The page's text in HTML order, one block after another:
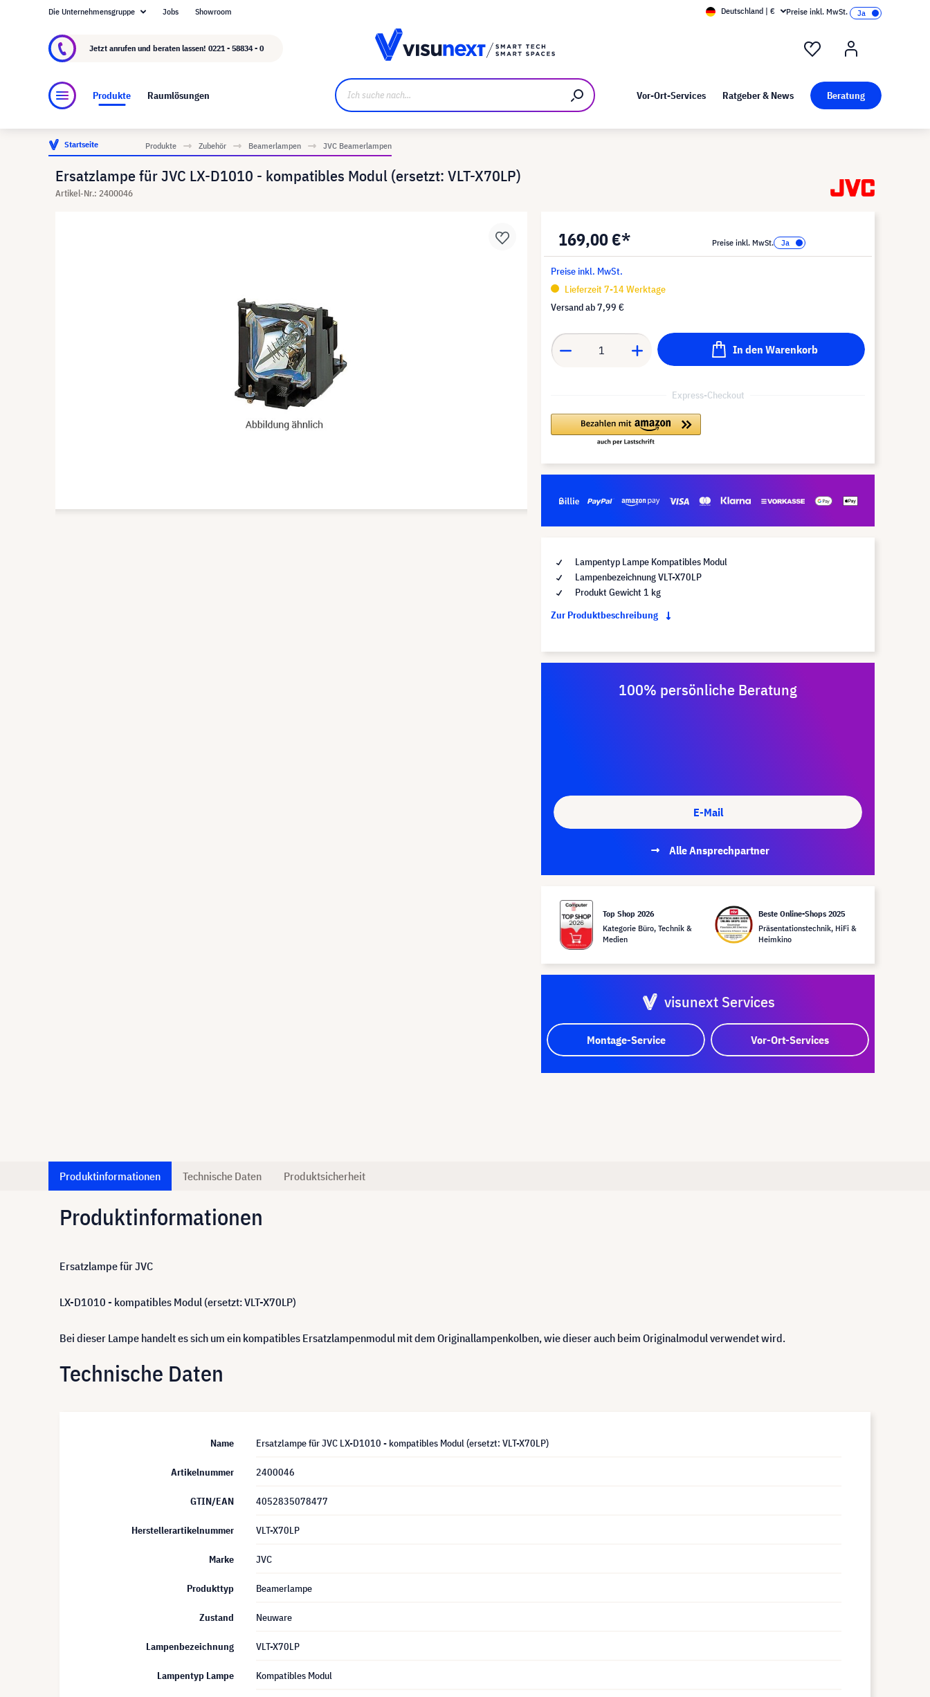
Über visunext.de Kunst bei visunext
Die Unternehmensgruppe Jobs Showroom Deutschland | € Preise inkl. MwSt.
Jetzt anrufen und beraten lassen! 0221 - 58834 - 0
Produkte Raumlösungen Vor-Ort-Services Ratgeber & News Beratung
Startseite Produkte Zubehör Beamerlampen JVC Beamerlampen
Ersatzlampe für JVC LX-D1010 - kompatibles Modul (ersetzt: VLT-X70LP)
Artikel-Nr.: 2400046
169,00 €* Preise inkl. MwSt.
Preise inkl. MwSt.
Lieferzeit 7-14 Werktage
Versand ab7,99 €
In den Warenkorb
Express-Checkout
Lampentyp Lampe Kompatibles Modul
Lampenbezeichnung VLT-X70LP
Produkt Gewicht 1 kg
Zur Produktbeschreibung
100% persönliche Beratung
E-Mail
Alle Ansprechpartner
Top Shop 2026
Kategorie Büro, Technik &
Medien
Beste Online-Shops 2025
Präsentationstechnik, HiFi &
Heimkino
visunext Services
Montage-Service Vor-Ort-Services
Produktinformationen Technische Daten Produktsicherheit
Produktinformationen
Ersatzlampe für JVC
LX-D1010 - kompatibles Modul (ersetzt: VLT-X70LP)
Bei dieser Lampe handelt es sich um ein kompatibles Ersatzlampenmodul mit dem Originallampenkolben, wie dieser auch beim Originalmodul verwendet wird.
Technische Daten
Name Ersatzlampe für JVC LX-D1010 - kompatibles Modul (ersetzt: VLT-X70LP)
Artikelnummer 2400046
GTIN/EAN 4052835078477
Herstellerartikelnummer VLT-X70LP
Marke JVC
Produkttyp Beamerlampe
Zustand Neuware
Lampenbezeichnung VLT-X70LP
Lampentyp Lampe Kompatibles Modul